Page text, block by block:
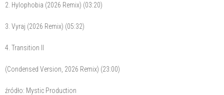
2. Hylophobia (2026 Remix) (03:20)
3. Vyraj (2026 Remix) (05:32)
4. Transition II
(Condensed Version, 2026 Remix) (23:00)
źródło: Mystic Production